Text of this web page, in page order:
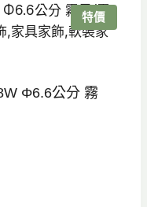
特價
Φ6.6公分 霧